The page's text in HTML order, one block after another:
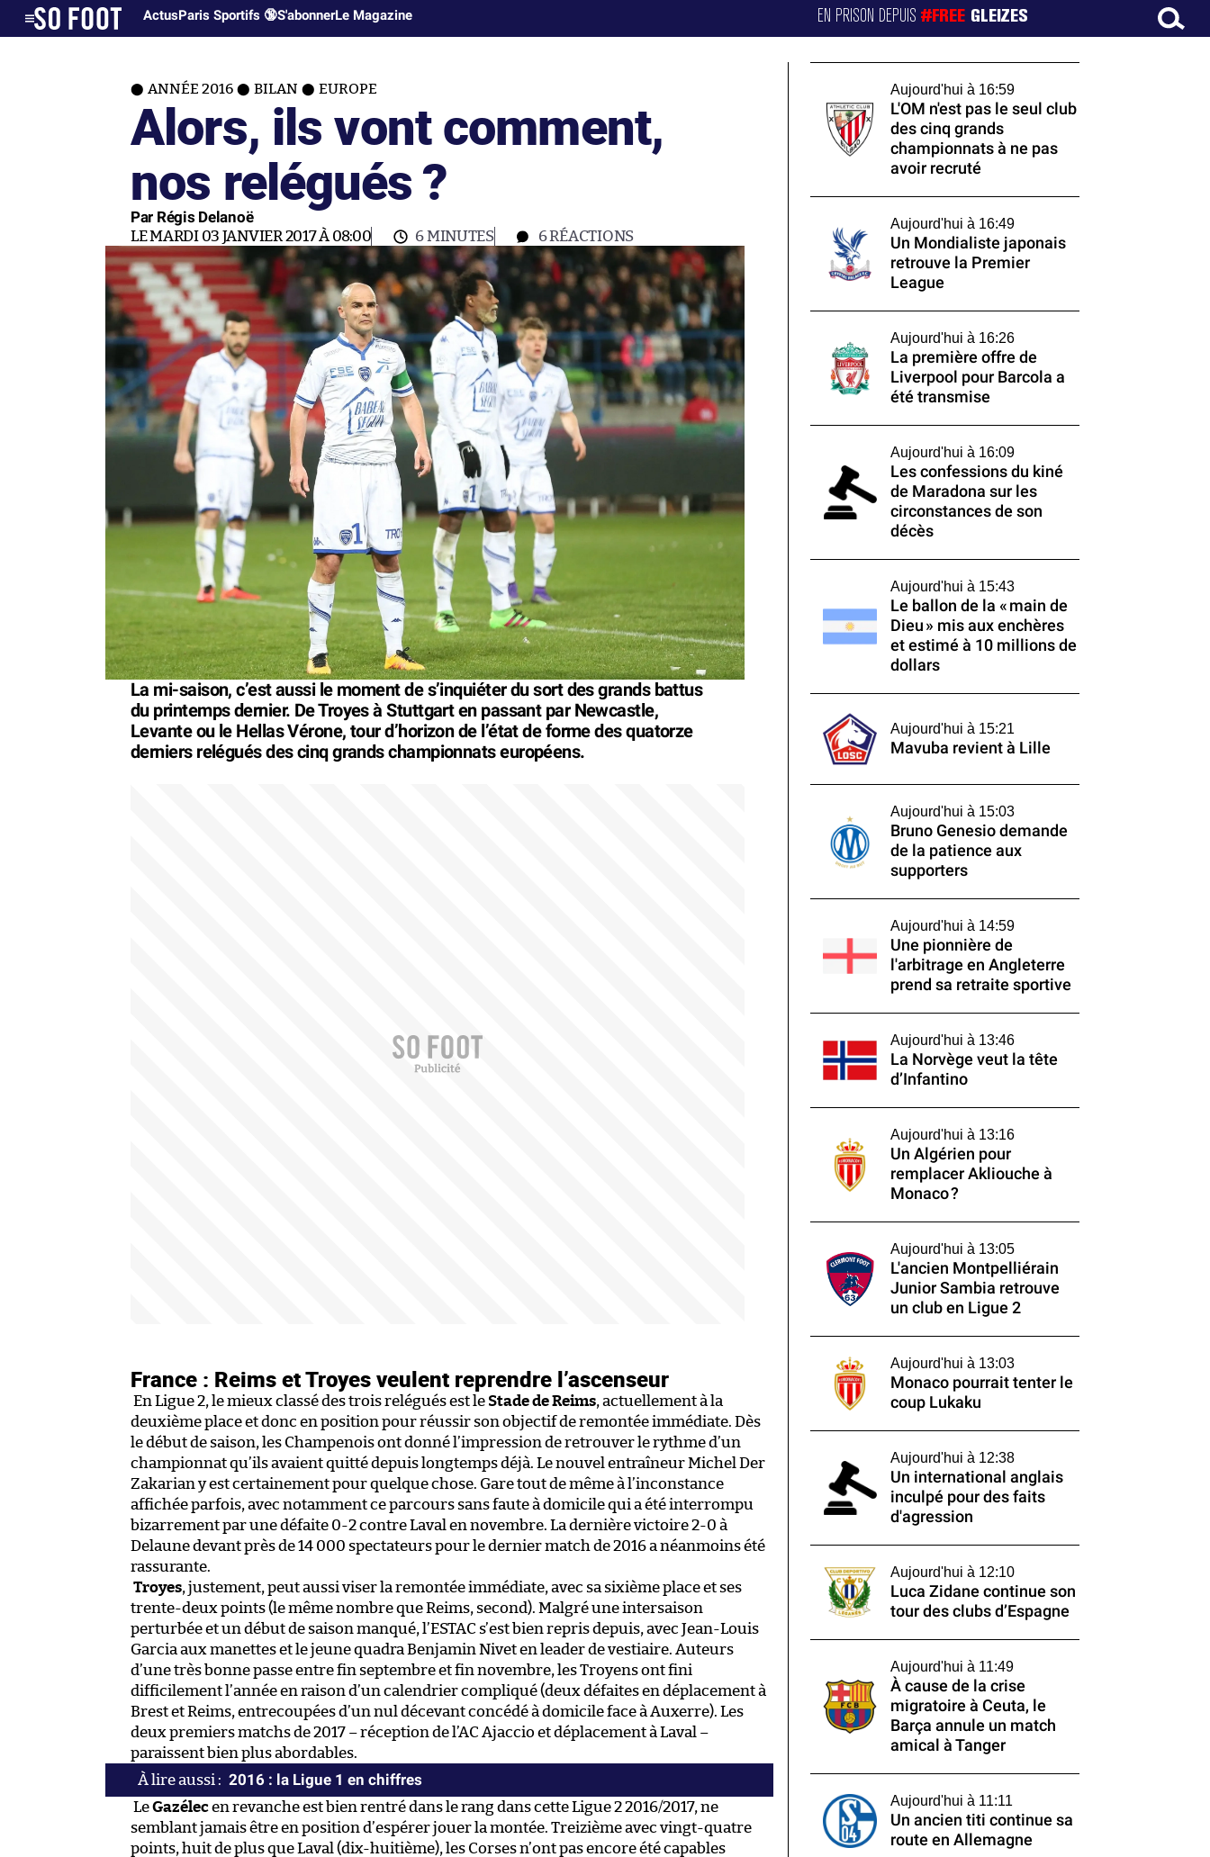
ActusParis Sportifs 🔞S'abonnerLe Magazine EN PRISON DEPUIS#FREE GLEIZES
ANNÉE 2016 BILAN EUROPE
Alors, ils vont comment,
nos relégués ?
Par Régis Delanoë
LE MARDI 03 JANVIER 2017 À 08:00 6 MINUTES 6RÉACTIONS
La mi-saison, c’est aussi le moment de s’inquiéter du sort des grands battus
du printemps dernier. De Troyes à Stuttgart en passant par Newcastle,
Levante ou le Hellas Vérone, tour d’horizon de l’état de forme des quatorze
derniers relégués des cinq grands championnats européens.
France : Reims et Troyes veulent reprendre l’ascenseur
En Ligue 2, le mieux classé des trois relégués est le Stade de Reims, actuellement à la
deuxième place et donc en position pour réussir son objectif de remontée immédiate. Dès
le début de saison, les Champenois ont donné l’impression de retrouver le rythme d’un
championnat qu’ils avaient quitté depuis longtemps déjà. Le nouvel entraîneur Michel Der
Zakarian y est certainement pour quelque chose. Gare tout de même à l’inconstance
affichée parfois, avec notamment ce parcours sans faute à domicile qui a été interrompu
bizarrement par une défaite 0-2 contre Laval en novembre. La dernière victoire 2-0 à
Delaune devant près de 14 000 spectateurs pour le dernier match de 2016 a néanmoins été
rassurante.
Troyes, justement, peut aussi viser la remontée immédiate, avec sa sixième place et ses
trente-deux points (le même nombre que Reims, second). Malgré une intersaison
perturbée et un début de saison manqué, l’ESTAC s’est bien repris depuis, avec Jean-Louis
Garcia aux manettes et le jeune quadra Benjamin Nivet en leader de vestiaire. Auteurs
d’une très bonne passe entre fin septembre et fin novembre, les Troyens ont fini
difficilement l’année en raison d’un calendrier compliqué (deux défaites en déplacement à
Brest et Reims, entrecoupées d’un nul décevant concédé à domicile face à Auxerre). Les
deux premiers matchs de 2017 – réception de l’AC Ajaccio et déplacement à Laval –
paraissent bien plus abordables.
2016 : la Ligue 1 en chiffres
LeGazélecen revanche est bien rentré dans le rang dans cette Ligue 2 2016/2017, ne
semblant jamais être en position d’espérer jouer la montée. Treizième avec vingt-quatre
points, huit de plus que Laval (dix-huitième), les Corses n’ont pas encore été capables
Aujourd'hui à 16:59
L'OM n'est pas le seul club
des cinq grands
championnats à ne pas
avoir recruté
Aujourd'hui à 16:49
Un Mondialiste japonais
retrouve la Premier
League
Aujourd'hui à 16:26
La première offre de
Liverpool pour Barcola a
été transmise
Aujourd'hui à 16:09
Les confessions du kiné
de Maradona sur les
circonstances de son
décès
Aujourd'hui à 15:43
Le ballon de la « main de
Dieu » mis aux enchères
et estimé à 10 millions de
dollars
Aujourd'hui à 15:21
Mavuba revient à Lille
Aujourd'hui à 15:03
Bruno Genesio demande
de la patience aux
supporters
Aujourd'hui à 14:59
Une pionnière de
l'arbitrage en Angleterre
prend sa retraite sportive
Aujourd'hui à 13:46
La Norvège veut la tête
d’Infantino
Aujourd'hui à 13:16
Un Algérien pour
remplacer Akliouche à
Monaco ?
Aujourd'hui à 13:05
L'ancien Montpelliérain
Junior Sambia retrouve
un club en Ligue 2
Aujourd'hui à 13:03
Monaco pourrait tenter le
coup Lukaku
Aujourd'hui à 12:38
Un international anglais
inculpé pour des faits
d'agression
Aujourd'hui à 12:10
Luca Zidane continue son
tour des clubs d’Espagne
Aujourd'hui à 11:49
À cause de la crise
migratoire à Ceuta, le
Barça annule un match
amical à Tanger
Aujourd'hui à 11:11
Un ancien titi continue sa
route en Allemagne